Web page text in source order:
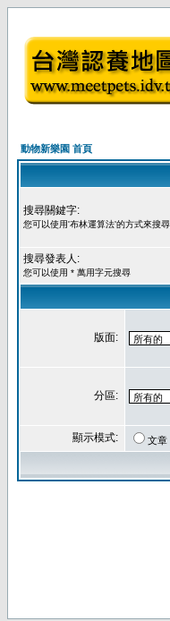
動物新樂園 首頁
搜尋關鍵字:
您可以使用'布林運算法'的方式來搜尋.
搜尋發表人:
您可以使用 * 萬用字元搜尋
版面:
分區:
顯示模式: 文章